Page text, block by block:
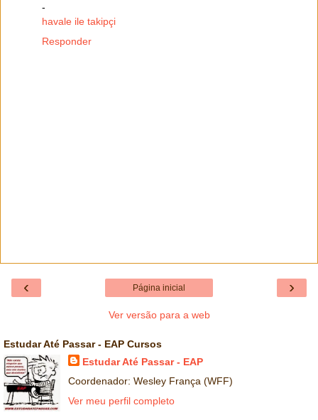
-
havale ile takipçi
Responder
‹ ›
Página inicial
Ver versão para a web
Estudar Até Passar - EAP Cursos
Estudar Até Passar - EAP
Coordenador: Wesley França (WFF)
Ver meu perfil completo